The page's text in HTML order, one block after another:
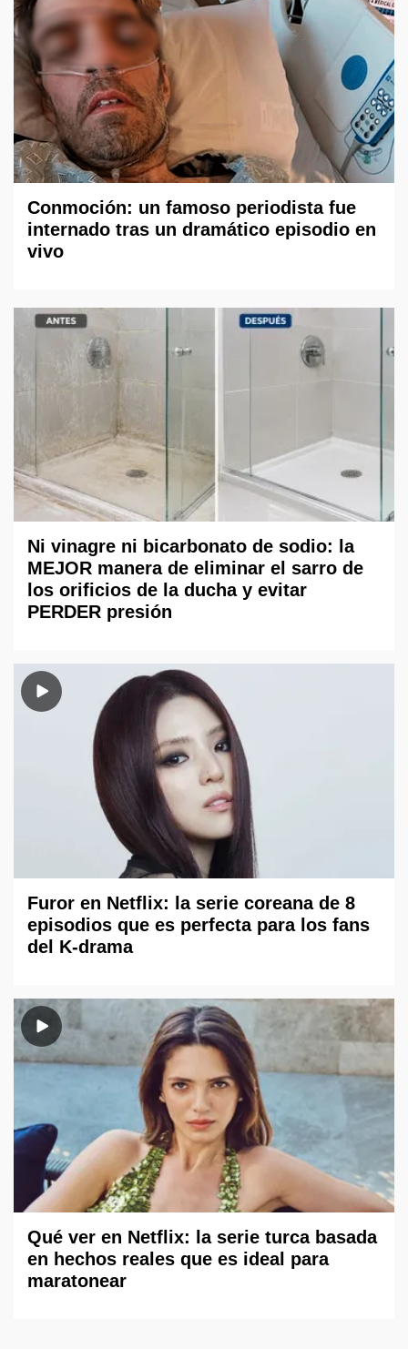
Conmoción: un famoso periodista fue
internado tras un dramático episodio en
vivo
Ni vinagre ni bicarbonato de sodio: la
MEJOR manera de eliminar el sarro de
los orificios de la ducha y evitar
PERDER presión
Furor en Netflix: la serie coreana de 8
episodios que es perfecta para los fans
del K-drama
Qué ver en Netflix: la serie turca basada
en hechos reales que es ideal para
maratonear